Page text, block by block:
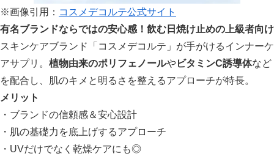
※画像引用： コスメデコルテ公式サイト
有名ブランドならではの安心感！飲む日焼け止めの上級者向け
スキンケアブランド「コスメデコルテ」が手がけるインナーケ
アサプリ。 植物由来のポリフェノールやビタミンC誘導体など
を配合し、肌のキメと明るさを整えるアプローチが特長。
メリット
・ブランドの信頼感＆安心設計
・肌の基礎力を底上げするアプローチ
・UVだけでなく乾燥ケアにも◎